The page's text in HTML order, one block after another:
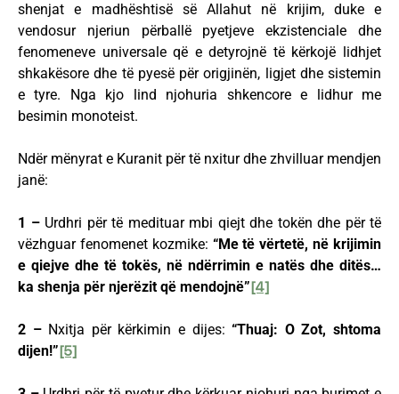
shenjat e madhështisë së Allahut në krijim, duke e
vendosur njeriun përballë pyetjeve ekzistenciale dhe
fenomeneve universale që e detyrojnë të kërkojë lidhjet
shkakësore dhe të pyesë për origjinën, ligjet dhe sistemin
e tyre. Nga kjo lind njohuria shkencore e lidhur me
besimin monoteist.
Ndër mënyrat e Kuranit për të nxitur dhe zhvilluar mendjen
janë:
1 – Urdhri për të medituar mbi qiejt dhe tokën dhe për të
vëzhguar fenomenet kozmike: “Me të vërtetë, në krijimin
e qiejve dhe të tokës, në ndërrimin e natës dhe ditës…
ka shenja për njerëzit që mendojnë”[4]
2 – Nxitja për kërkimin e dijes:“Thuaj: O Zot, shtoma
dijen!”[5]